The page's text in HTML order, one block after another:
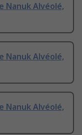
Nanuk Alvéolé,
Nanuk Alvéolé,
Nanuk Alvéolé,